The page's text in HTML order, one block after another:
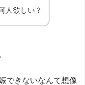
人欲しい？
できないなんて想像